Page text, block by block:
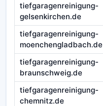
tiefgaragenreinigung-
gelsenkirchen.de
tiefgaragenreinigung-
moenchengladbach.de
tiefgaragenreinigung-
braunschweig.de
tiefgaragenreinigung-
chemnitz.de